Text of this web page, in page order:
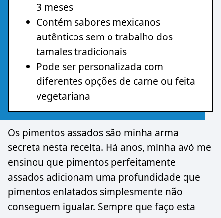
3 meses
Contém sabores mexicanos
autênticos sem o trabalho dos
tamales tradicionais
Pode ser personalizada com
diferentes opções de carne ou feita
vegetariana
Os pimentos assados são minha arma
secreta nesta receita. Há anos, minha avó me
ensinou que pimentos perfeitamente
assados adicionam uma profundidade que
pimentos enlatados simplesmente não
conseguem igualar. Sempre que faço esta